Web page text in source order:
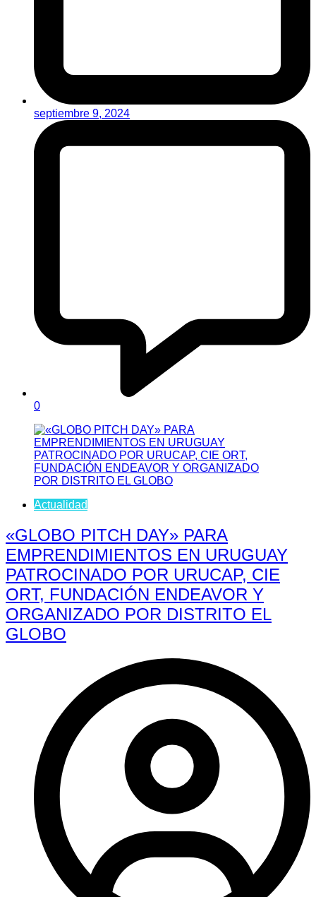
septiembre 9, 2024
0
Actualidad
«GLOBO PITCH DAY» PARA
EMPRENDIMIENTOS EN URUGUAY
PATROCINADO POR URUCAP, CIE
ORT, FUNDACIÓN ENDEAVOR Y
ORGANIZADO POR DISTRITO EL
GLOBO